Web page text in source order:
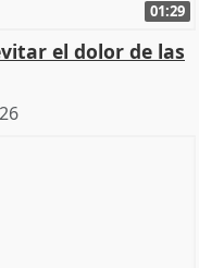
01:29
el dolor de las